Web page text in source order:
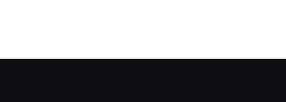
ОПРЕДЕЛИТЬСЯ